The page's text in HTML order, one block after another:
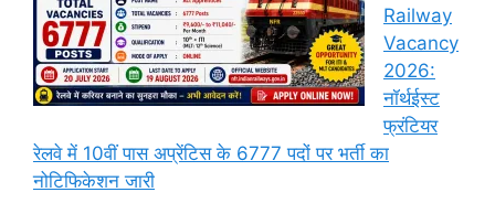
Railway
Vacancy
2026:
नॉर्थईस्ट
फ्रंटियर
रेलवे में 10वीं पास अप्रेंटिस के 6777 पदों पर भर्ती का
नोटिफिकेशन जारी